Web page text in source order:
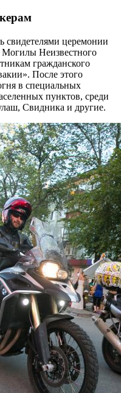
свидетелями церемонии
Могилы Неизвестного
гражданского
После этого
в специальных
пунктов, среди
Свидника и другие.